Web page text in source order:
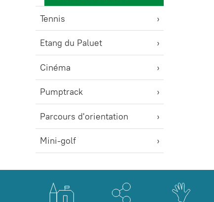
Tennis
Etang du Paluet
Cinéma
Pumptrack
Parcours d'orientation
Mini-golf